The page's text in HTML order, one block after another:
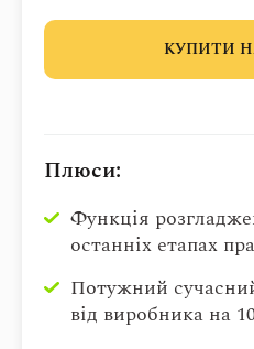
КУПИТИ
Плюси:
Функція
останніх етапах
Потужний
від виробника на